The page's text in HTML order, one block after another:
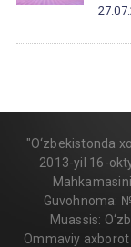
"O‘zbekistonda
2013-yil 16-
Guvohnoma:
Muassis:
Ommaviy